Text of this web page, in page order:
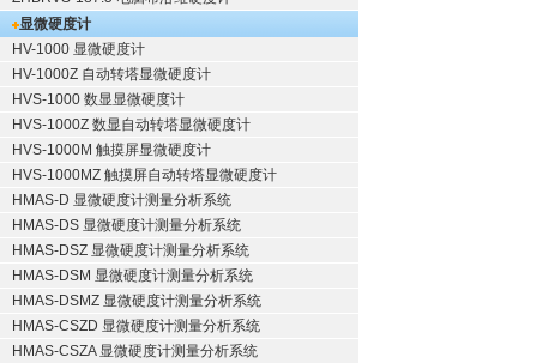
显微硬度计
HV-1000 显微硬度计
HV-1000Z 自动转塔显微硬度计
HVS-1000 数显显微硬度计
HVS-1000Z 数显自动转塔显微硬度计
HVS-1000M 触摸屏显微硬度计
HVS-1000MZ 触摸屏自动转塔显微硬度计
HMAS-D 显微硬度计测量分析系统
HMAS-DS 显微硬度计测量分析系统
HMAS-DSZ 显微硬度计测量分析系统
HMAS-DSM 显微硬度计测量分析系统
HMAS-DSMZ 显微硬度计测量分析系统
HMAS-CSZD 显微硬度计测量分析系统
HMAS-CSZA 显微硬度计测量分析系统